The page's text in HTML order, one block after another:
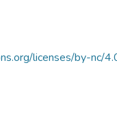
licenses/by-nc/